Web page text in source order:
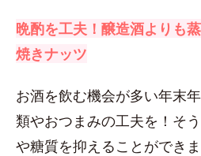
晩酌を工夫！醸造酒よりも
焼きナッツ
お酒を飲む機会が多い年末
類やおつまみの工夫を！そ
や糖質を抑えることができま